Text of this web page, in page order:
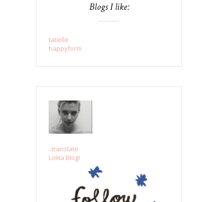
Blogs I like:
tatielle
happyform
..translate
Lolita Blog!